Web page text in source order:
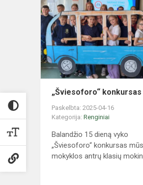
„Šviesoforo“ konkursas
Paskelbta: 2025-04-16
Kategorija: Renginiai
Balandžio 15 dieną vyko
„Šviesoforo“ konkursas
mokyklos antrų klasių